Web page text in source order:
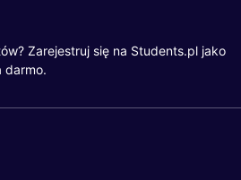
Zarejestruj się na Students.pl jako
darmo.